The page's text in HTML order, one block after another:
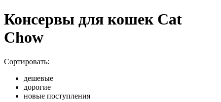
Консервы для кошек Cat
Chow
Сортировать:
дешевые
дорогие
новые поступления